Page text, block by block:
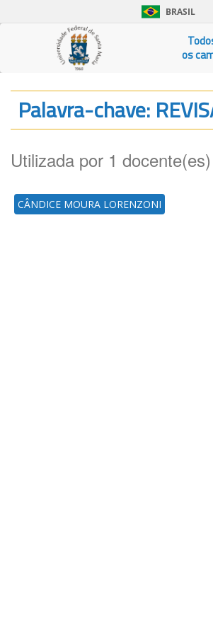
BRASIL
os
Palavra-chave:
Utilizada por 1
CÂNDICE MOURA LORENZONI